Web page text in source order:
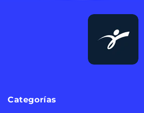
Categorías